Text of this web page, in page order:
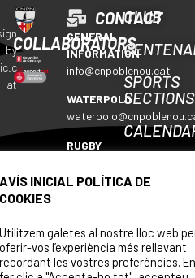
COLLABORATORS
CONTACT
GENERAL
INFORMATION
info@cnpoblenou.cat
WATERPOLO
RUGBY
ARTISTIC
CLUB
SPORTS
SECTIONS
WE
by
at
AVÍS INICIAL POLÍTICA DE
COOKIES
Utilitzem galetes al nostre lloc web
oferir-vos l’experiència més rellevant
recordant les vostres preferències. En